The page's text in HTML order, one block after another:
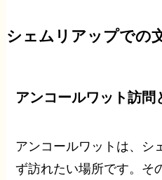
シェムリアップでの
アンコールワット訪問
アンコールワットは、シ
ず訪れたい場所です。そ